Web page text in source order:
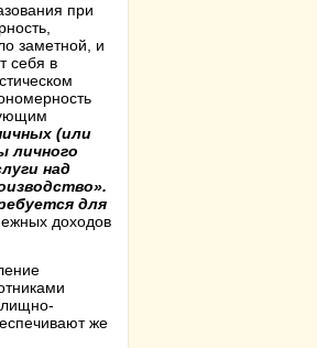
при
заметной, и
себя в
(или
личного
над
для
доходов
же